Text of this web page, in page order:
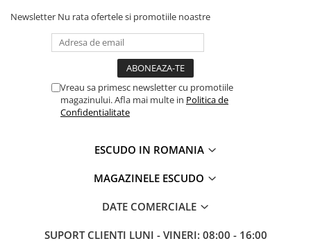
Newsletter Nu rata ofertele si promotiile noastre
Vreau sa primesc newsletter cu promotiile
magazinului. Afla mai multe in Politica de
Confidentialitate
ESCUDO IN ROMANIA
MAGAZINELE ESCUDO
DATE COMERCIALE
SUPORT CLIENTI LUNI - VINERI: 08:00 - 16:00